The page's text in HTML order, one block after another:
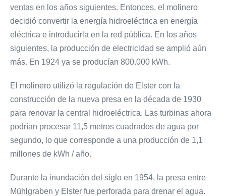
ventas en los años siguientes. Entonces, el molinero
decidió convertir la energía hidroeléctrica en energía
eléctrica e introducirla en la red pública. En los años
siguientes, la producción de electricidad se amplió aún
más. En 1924 ya se producían 800.000 kWh.
El molinero utilizó la regulación de Elster con la
construcción de la nueva presa en la década de 1930
para renovar la central hidroeléctrica. Las turbinas ahora
podrían procesar 11,5 metros cuadrados de agua por
segundo, lo que corresponde a una producción de 1,1
millones de kWh / año.
Durante la inundación del siglo en 1954, la presa entre
Mühlgraben y Elster fue perforada para drenar el agua.